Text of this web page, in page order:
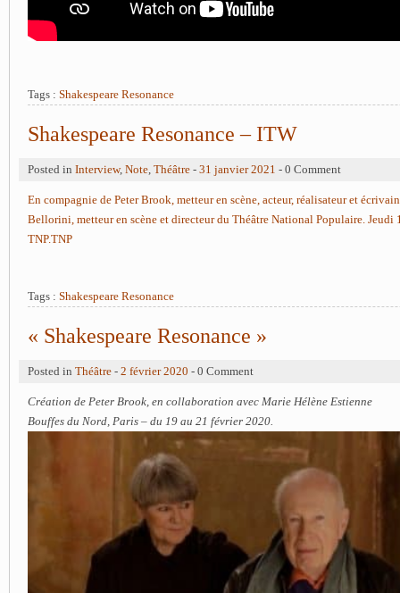
Tags : Shakespeare Resonance
Shakespeare Resonance – ITW
Posted in Interview, Note, Théâtre - 31 janvier 2021 - 0 Comment
En compagnie de Peter Brook, metteur en scène, acteur, réalisateur et
Bellorini, metteur en scène et directeur du Théâtre National Populaire. Jeudi
TNP.TNP
Tags : Shakespeare Resonance
« Shakespeare Resonance »
Posted in Théâtre - 2 février 2020 - 0 Comment
Création de Peter Brook, en collaboration avec Marie Hélène Estienne
Bouffes du Nord, Paris – du 19 au 21 février 2020.